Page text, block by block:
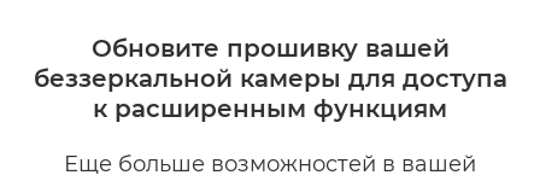
Обновите прошивку вашей
беззеркальной камеры для доступа
к расширенным функциям
Еще больше возможностей в вашей